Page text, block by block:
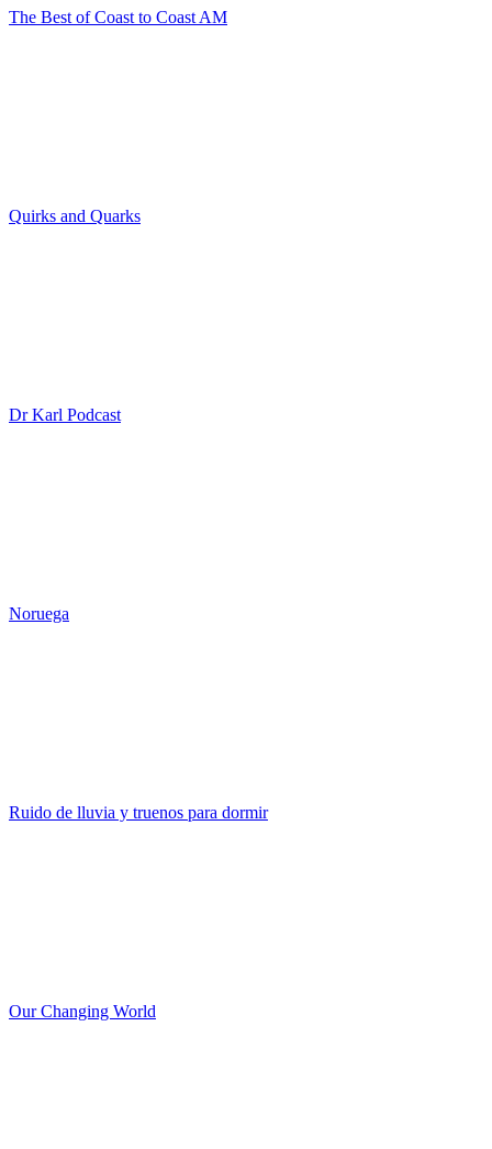
The Best of Coast to Coast AM
Quirks and Quarks
Dr Karl Podcast
Noruega
Ruido de lluvia y truenos para dormir
Our Changing World